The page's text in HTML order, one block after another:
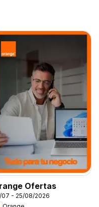
Ofertas
07 - 25/08/2026